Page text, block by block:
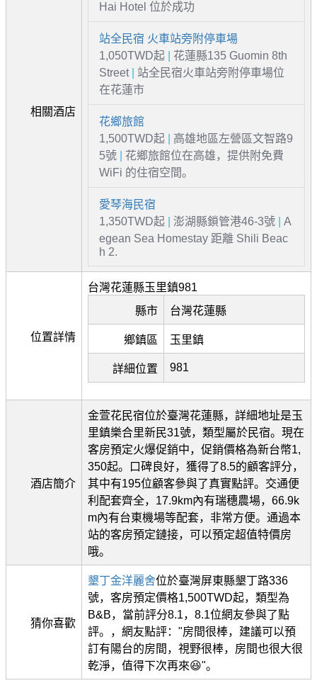
相關酒店
Hai Hotel 位於成功
站全民宿 火車站旁附停車場
1,050TWD起
花蓮縣135 Guomin 8th
Street
站全民宿火車站旁附停車場位
在花蓮市
花鄉旅館
1,500TWD起
高雄地區左營區文智路9
5號
花鄉旅館位在高雄，提供附免費
WiFi 的住宿空間。
愛琴海民宿
1,350TWD起
澎湖縣鎖管港46-3號
A
egean Sea Homestay 距離 Shili Beac
h 2.
位置詳情
台灣花蓮縣玉里鎮981
縣市
台灣花蓮縣
鄉鎮區 玉里鎮
詳細位置 981
酒店簡介
金萱花民宿位於臺灣花蓮縣，詳細地址是玉
里鎮樂合里新民31號，類型屬於民宿。現在
客房預定火爆促銷中，促銷價格為新台幣1,
350起。口碑良好，獲得了8.5的顧客評分，
其中有195位顧客參與了真實點評。交通便
利配套齊全，17.9km內有瑞穗農場，66.9k
m內有台東機場等配套，非常方便。通過本
站的客房預定鏈接，可以預定超值特價房
哦。
猜你喜歡
墾丁金洋麗舍位於臺灣屏東縣墾丁路336
號，客房預定價格1,500TWD起，類型為
B&B，當前評分8.1，8.1位網友參與了點
評。，網友點評："房間很棒，建議可以預
訂有陽台的房間，視野很棒，房間也很大很
乾淨，值得下次再來😆"。